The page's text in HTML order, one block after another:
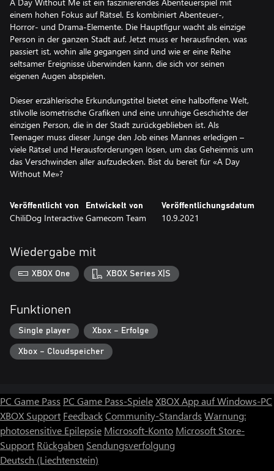
einem hohen Fokus auf Rätsel. Es kombiniert Abenteuer-,
Horror- und Drama-Elemente. Die Hauptfigur wacht als einzige
Person in der ganzen Stadt auf. Jetzt muss er herausfinden, was
passiert ist, wohin alle gegangen sind und wie er eine Reihe
seltsamer Ereignisse überwinden kann, die sich vor seinen
eigenen Augen abspielen.
Dieser erzählerische Erkundungstitel bietet eine halboffene Welt,
stilvolle isometrische Grafiken und eine unruhige Geschichte der
einzigen Person, die in der Stadt zurückgeblieben ist. Als
Teenager muss dieser Junge den Job eines Mannes erledigen –
viele Rätsel und Herausforderungen lösen, um das Geheimnis um
das Verschwinden aller aufzudecken. Bist du bereit für «A Day
Without Me»?
Veröffentlicht von
ChiliDog Interactive
Entwickelt von
Gamecom Team
Veröffentlichungsdatum
10.9.2021
Wiedergabe mit
XBOX One XBOX Series X|S
Funktionen
Single player Xbox – Erfolge
Xbox – Cloudspeicher
PC Game Pass PC Game Pass-SpieleXBOX App auf Windows-PC
XBOX Support FeedbackCommunity-Standards Warnung:
photosensitive Epilepsie Microsoft-Konto Microsoft Store-
Support Rückgaben Sendungsverfolgung
Deutsch (Liechtenstein)